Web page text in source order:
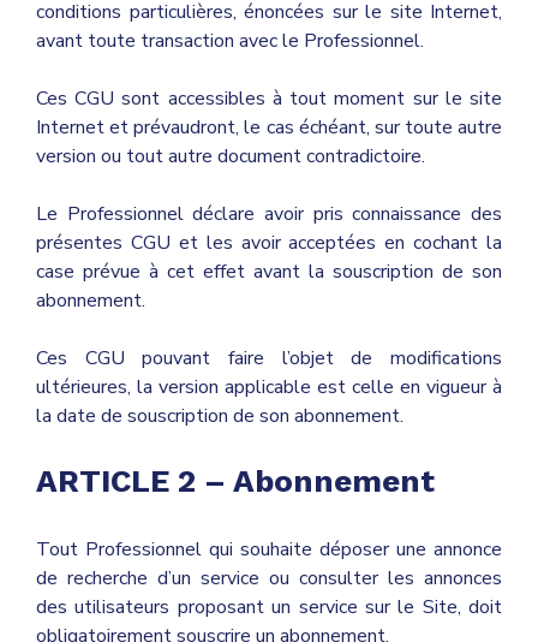
conditions particulières, énoncées sur le site Internet,
avant toute transaction avec le Professionnel.
CesCGU sont accessibles à tout moment sur le site
Internet et prévaudront, le cas échéant, sur toute autre
version ou tout autre document contradictoire.
Le Professionnel déclare avoir pris connaissance des
présentes CGU et les avoir acceptées en cochant la
case prévue à cet effet avant la souscription de son
abonnement.
Ces CGU pouvant faire l’objet de modifications
ultérieures, la version applicable est celle en vigueur à
la date de souscription de son abonnement.
ARTICLE 2 – Abonnement
Tout Professionnel qui souhaite déposer une annonce
de recherche d’un service ou consulter les annonces
des utilisateurs proposant un service sur le Site, doit
obligatoirement souscrire un abonnement.